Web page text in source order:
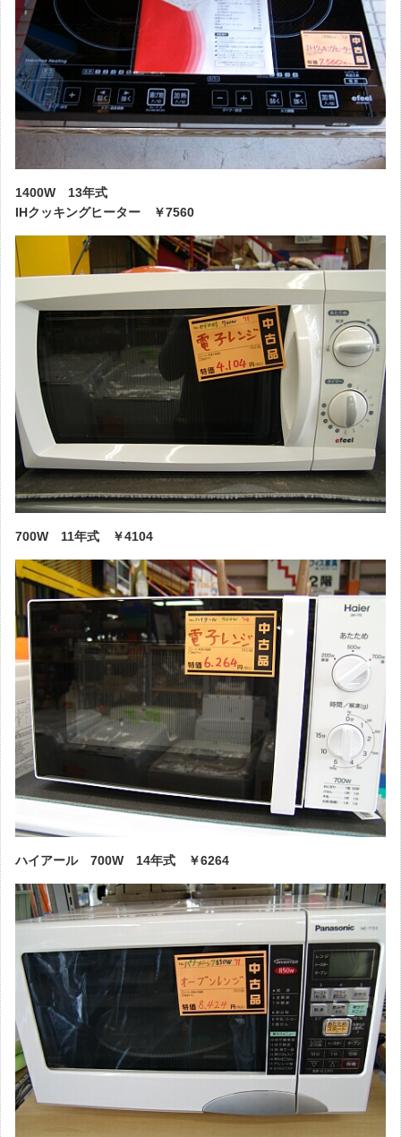
1400W 13年式
IHクッキングヒーター ￥7560
700W 11年式 ￥4104
ハイアール 700W 14年式 ￥6264